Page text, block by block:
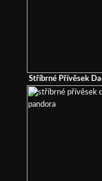
Stříbrné Přívěsek